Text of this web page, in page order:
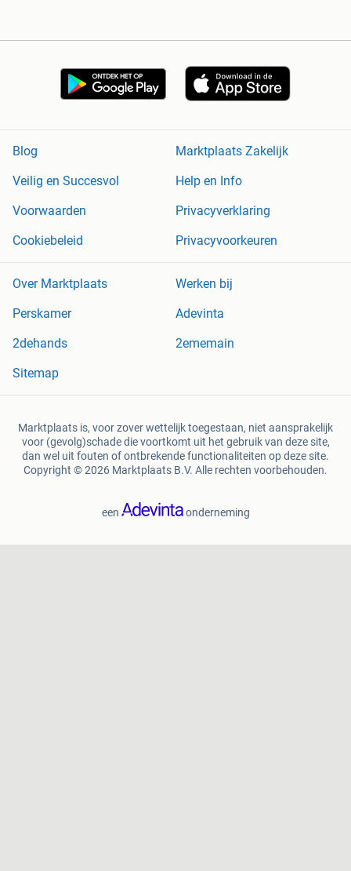
Blog
Marktplaats Zakelijk
Veilig en Succesvol
Help en Info
Voorwaarden
Privacyverklaring
Cookiebeleid
Privacyvoorkeuren
Over Marktplaats
Werken bij
Perskamer
Adevinta
2dehands
2ememain
Sitemap
Marktplaats is, voor zover wettelijk toegestaan, niet aansprakelijk
voor (gevolg)schade die voortkomt uit het gebruik van deze site,
dan wel uit fouten of ontbrekende functionaliteiten op deze site.
Copyright © 2026 Marktplaats B.V. Alle rechten voorbehouden.
een onderneming